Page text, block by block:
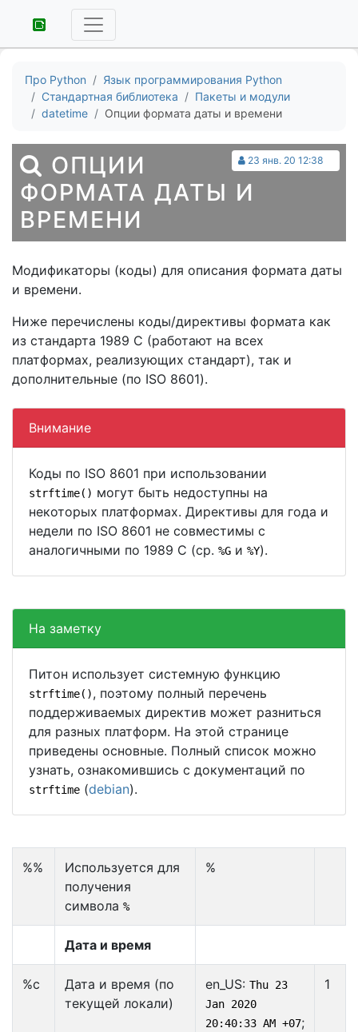
Про Python
Язык программирования Python
Стандартная библиотека
Пакеты и модули
datetime
Опции формата даты и времени
23 янв. 20 12:38
ОПЦИИ
ФОРМАТА ДАТЫ И
ВРЕМЕНИ
Модификаторы (коды) для описания формата даты
и времени.
Ниже перечислены коды/директивы формата как
из стандарта 1989 C (работают на всех
платформах, реализующих стандарт), так и
дополнительные (по ISO 8601).
Внимание
Коды по ISO 8601 при использовании
strftime() могут быть недоступны на
некоторых платформах. Директивы для года и
недели по ISO 8601 не совместимы с
аналогичными по 1989 С (ср. %G и %Y).
На заметку
Питон использует системную функцию
strftime(), поэтому полный перечень
поддерживаемых директив может разниться
для разных платформ. На этой странице
приведены основные. Полный список можно
узнать, ознакомившись с документаций по
strftime (debian).
%%
Используется для
получения
символа %
%
Дата и время
%c
Дата и время (по
текущей локали)
en_US: Thu 23
Jan 2020
20:40:33 AM +07;
1